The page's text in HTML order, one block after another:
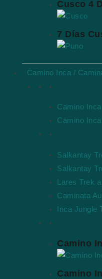
Cusco 4
7 Días
Camino Inca /
Camino
Camino
Salkantay
Salkantay
Lares Trek
Caminata
Inca Jungle
Camino
Camino